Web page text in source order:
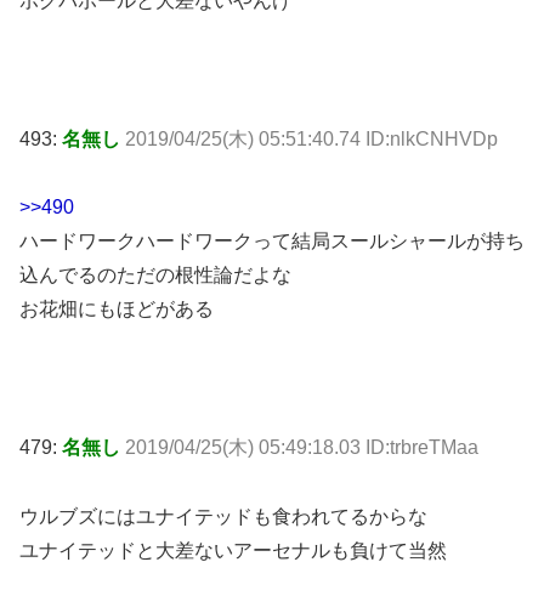
493: 名無し 2019/04/25(木) 05:51:40.74 ID:nlkCNHVDp
>>490
ハードワークハードワークって結局スールシャールが持ち
込んでるのただの根性論だよな
お花畑にもほどがある
479: 名無し 2019/04/25(木) 05:49:18.03 ID:trbreTMaa
ウルブズにはユナイテッドも食われてるからな
ユナイテッドと大差ないアーセナルも負けて当然